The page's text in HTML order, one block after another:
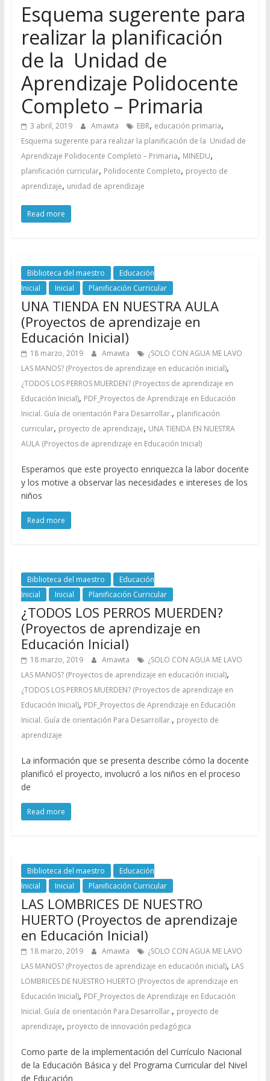
Esquema sugerente para
realizar la planificación
de la Unidad de
Aprendizaje Polidocente
Completo – Primaria
3 abril, 2019 Amawta EBR, educación primaria,
Esquema sugerente para realizar la planificación de la Unidad de
Aprendizaje Polidocente Completo – Primaria, MINEDU,
planificación curricular, Polidocente Completo, proyecto de
aprendizaje, unidad de aprendizaje
Read more
Biblioteca del maestro
Educación
Inicial
Inicial Planificación Curricular
UNA TIENDA EN NUESTRA AULA
(Proyectos de aprendizaje en
Educación Inicial)
18 marzo, 2019 Amawta
¿SOLO CON AGUA ME LAVO
LAS MANOS? (Proyectos de aprendizaje en educación inicial),
¿TODOS LOS PERROS MUERDEN? (Proyectos de aprendizaje en
Educación Inicial), PDF_Proyectos de Aprendizaje en Educación
Inicial. Guía de orientación Para Desarrollar., planificación
curricular, proyecto de aprendizaje, UNA TIENDA EN NUESTRA
AULA (Proyectos de aprendizaje en Educación Inicial)
Esperamos que este proyecto enriquezca la labor docente
y los motive a observar las necesidades e intereses de los
niños
Read more
Biblioteca del maestro
Educación
Inicial
Inicial Planificación Curricular
¿TODOS LOS PERROS MUERDEN?
(Proyectos de aprendizaje en
Educación Inicial)
18 marzo, 2019 Amawta
¿SOLO CON AGUA ME LAVO
LAS MANOS? (Proyectos de aprendizaje en educación inicial),
¿TODOS LOS PERROS MUERDEN? (Proyectos de aprendizaje en
Educación Inicial), PDF_Proyectos de Aprendizaje en Educación
Inicial. Guía de orientación Para Desarrollar., proyecto de
aprendizaje
La información que se presenta describe cómo la docente
planificó el proyecto, involucró a los niños en el proceso
de
Read more
Biblioteca del maestro
Educación
Inicial
Inicial Planificación Curricular
LAS LOMBRICES DE NUESTRO
HUERTO (Proyectos de aprendizaje
en Educación Inicial)
18 marzo, 2019 Amawta
¿SOLO CON AGUA ME LAVO
LAS MANOS? (Proyectos de aprendizaje en educación inicial), LAS
LOMBRICES DE NUESTRO HUERTO (Proyectos de aprendizaje en
Educación Inicial), PDF_Proyectos de Aprendizaje en Educación
Inicial. Guía de orientación Para Desarrollar., proyecto de
aprendizaje, proyecto de innovación pedagógica
Como parte de la implementación del Currículo Nacional
de la Educación Básica y del Programa Curricular del Nivel
de Educación